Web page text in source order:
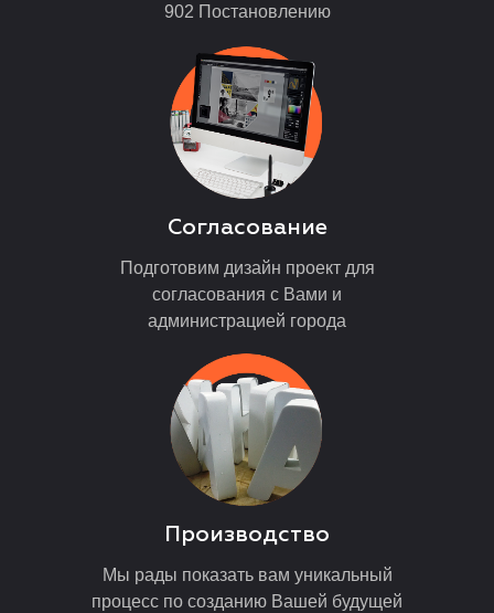
902 Постановлению
Подготовим дизайн проект для
согласования с Вами и
администрацией города
Согласование
Мы рады показать вам уникальный
процесс по созданию Вашей будущей
Производство